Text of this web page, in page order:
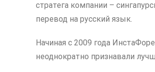
стратега компании –
перевод на русский язык.
Начиная с 2009 года
неоднократно признавали